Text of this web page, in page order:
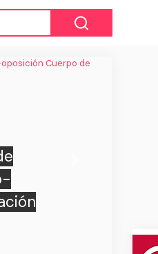
plazas de antiguos
universitarias curso